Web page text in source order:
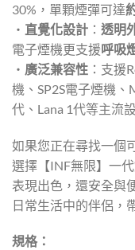
30%，單顆煙彈可達
・ 直覺化設計 ： 透明
電子煙機更支援呼吸
・ 廣泛兼容性 ：支援
機、SP2S電子煙機、
代、Lana 1代等主流
如果您正在尋找一個
選擇【INF無限】一
表現出色，還安全與
日常生活中的伴侶，
規格：